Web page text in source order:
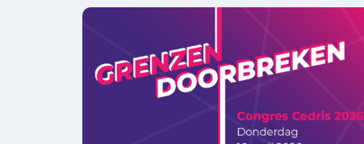
kenmerkende cultuur van een bedrijf. En precies
daar gaat het volgens Sandra Grauss, oprichter
van Tribute to Work, vaak mis.